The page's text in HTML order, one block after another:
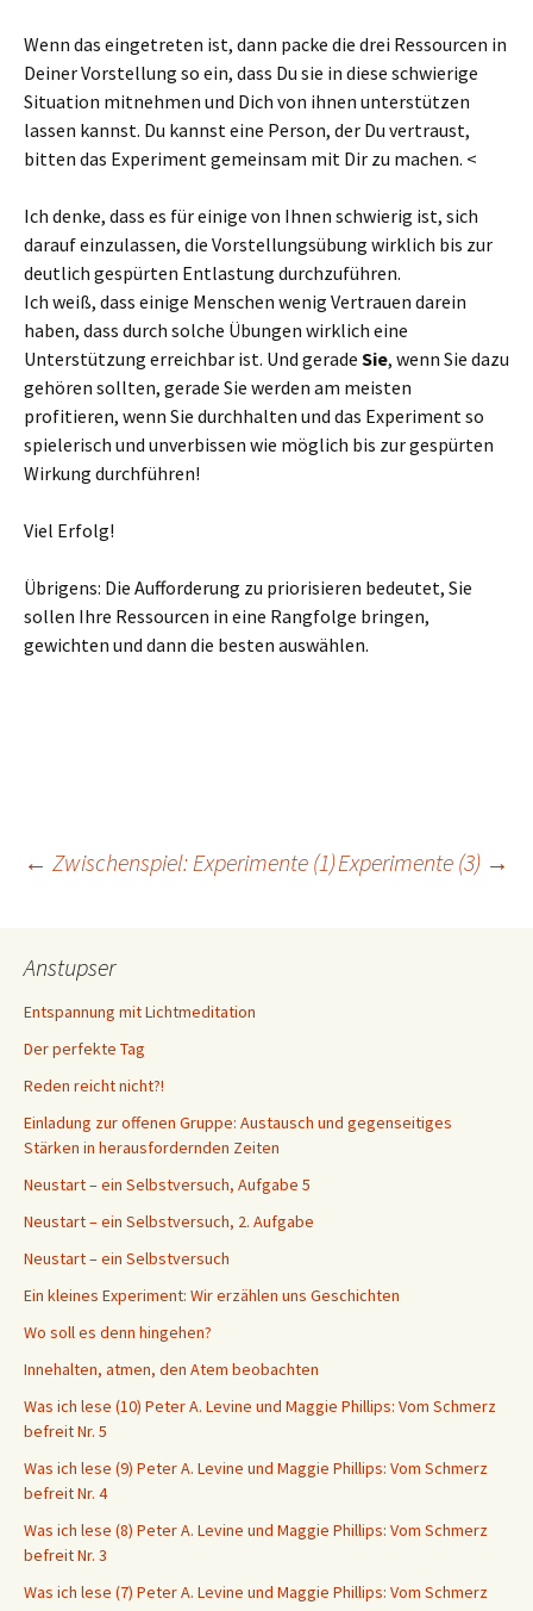
Wenn das eingetreten ist, dann packe die drei Ressourcen in
Deiner Vorstellung so ein, dass Du sie in diese schwierige
Situation mitnehmen und Dich von ihnen unterstützen
lassen kannst. Du kannst eine Person, der Du vertraust,
bitten das Experiment gemeinsam mit Dir zu machen. <
Ich denke, dass es für einige von Ihnen schwierig ist, sich
darauf einzulassen, die Vorstellungsübung wirklich bis zur
deutlich gespürten Entlastung durchzuführen.
Ich weiß, dass einige Menschen wenig Vertrauen darein
haben, dass durch solche Übungen wirklich eine
Unterstützung erreichbar ist. Und gerade Sie, wenn Sie dazu
gehören sollten, gerade Sie werden am meisten
profitieren, wenn Sie durchhalten und das Experiment so
spielerisch und unverbissen wie möglich bis zur gespürten
Wirkung durchführen!
Viel Erfolg!
Übrigens: Die Aufforderung zu priorisieren bedeutet, Sie
sollen Ihre Ressourcen in eine Rangfolge bringen,
gewichten und dann die besten auswählen.
Beitragsnavigation
← Zwischenspiel: Experimente (1)Experimente (3) →
Anstupser
Entspannung mit Lichtmeditation
Der perfekte Tag
Reden reicht nicht?!
Einladung zur offenen Gruppe: Austausch und gegenseitiges
Stärken in herausfordernden Zeiten
Neustart – ein Selbstversuch, Aufgabe 5
Neustart – ein Selbstversuch, 2. Aufgabe
Neustart – ein Selbstversuch
Ein kleines Experiment: Wir erzählen uns Geschichten
Wo soll es denn hingehen?
Innehalten, atmen, den Atem beobachten
Was ich lese (10) Peter A. Levine und Maggie Phillips: Vom Schmerz
befreit Nr. 5
Was ich lese (9) Peter A. Levine und Maggie Phillips: Vom Schmerz
befreit Nr. 4
Was ich lese (8) Peter A. Levine und Maggie Phillips: Vom Schmerz
befreit Nr. 3
Was ich lese (7) Peter A. Levine und Maggie Phillips: Vom Schmerz